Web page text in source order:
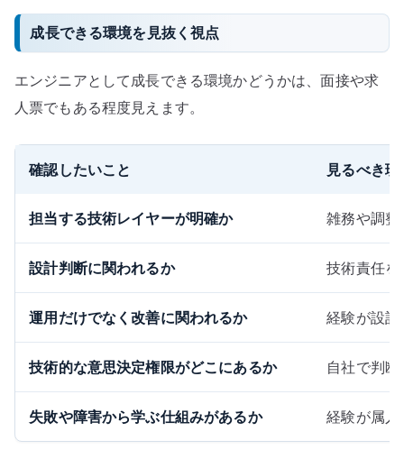
成長できる環境を見抜く視点
エンジニアとして成長できる環境かどうかは、面接や求
人票でもある程度見えます。
確認したいこと 見るべき理
担当する技術レイヤーが明確か 雑務や調
設計判断に関われるか 技術責任
運用だけでなく改善に関われるか 経験が設
技術的な意思決定権限がどこにあるか 自社で判
失敗や障害から学ぶ仕組みがあるか 経験が属